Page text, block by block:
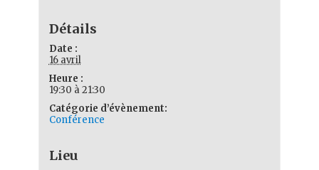
Détails
Date :
16 avril
Heure :
19:30 à 21:30
Catégorie d’évènement:
Conférence
Lieu